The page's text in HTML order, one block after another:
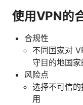
使用VPN的
合规性
不同国家对
守目的地国
风险点
选择不可信
用